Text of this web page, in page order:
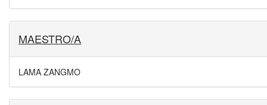
MAESTRO/A
LAMA ZANGMO